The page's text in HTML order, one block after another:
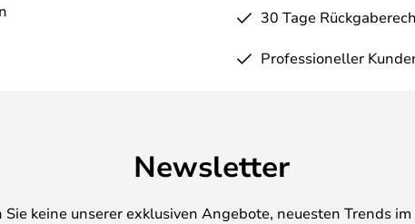
30 Tage
Professioneller
Newsletter
Sie keine unserer exklusiven Angebote, neuesten Trends